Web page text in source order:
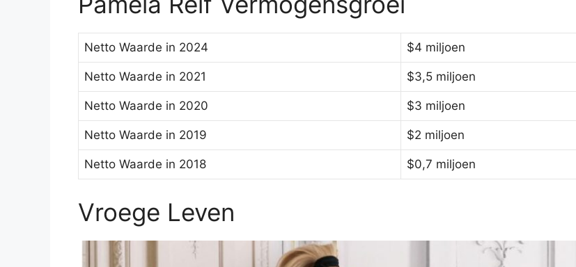
Netto Waarde in 2024 $4 miljoen
Netto Waarde in 2021 $3,5 miljoen
Netto Waarde in 2020 $3 miljoen
Netto Waarde in 2019 $2 miljoen
Netto Waarde in 2018 $0,7 miljoen
Vroege Leven